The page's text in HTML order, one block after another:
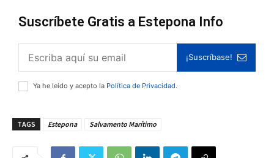
Suscríbete Gratis a Estepona Info
¡Suscríbase!
Ya he leído y acepto la Política de Privacidad.
TAGS Estepona Salvamento Marítimo